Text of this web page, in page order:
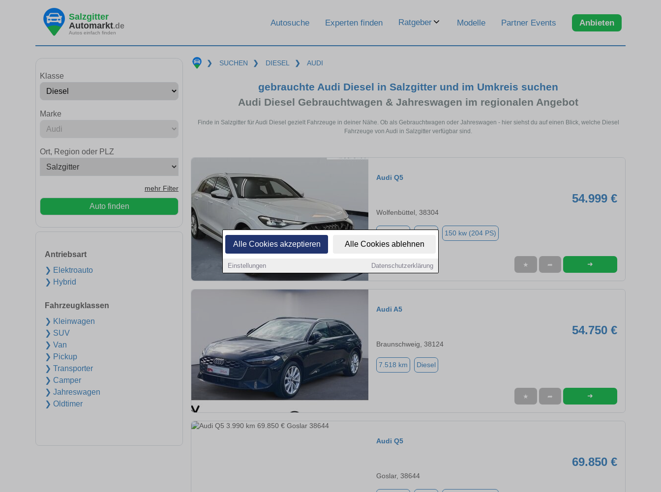
Alle Cookies akzeptieren Alle Cookies ablehnen
Einstellungen Datenschutzerklärung
Salzgitter
Automarkt.de
Autos einfach finden
Autosuche Experten finden Ratgeber Modelle Partner Events Anbieten
Klasse
Marke
Ort, Region oder PLZ
mehr Filter
Auto finden
Antriebsart
❯ Elektroauto
❯ Hybrid
Fahrzeugklassen
❯ Kleinwagen
❯ SUV
❯ Van
❯ Pickup
❯ Transporter
❯ Camper
❯ Jahreswagen
❯ Oldtimer
❯ SUCHEN ❯ DIESEL ❯ AUDI
gebrauchte Audi Diesel in Salzgitter und im Umkreis suchen
Audi Diesel Gebrauchtwagen & Jahreswagen im regionalen Angebot
Finde in Salzgitter für Audi Diesel gezielt Fahrzeuge in deiner Nähe. Ob als Gebrauchtwagen oder Jahreswagen - hier siehst du auf einen Blick, welche Diesel
Fahrzeuge von Audi in Salzgitter verfügbar sind.
Audi Q5
54.999 €
Wolfenbüttel, 38304
150 kw (204 PS)
★ ➦ ➜
Audi A5
54.750 €
Braunschweig, 38124
7.518 km Diesel
★ ➦ ➜
Audi Q5
69.850 €
Goslar, 38644